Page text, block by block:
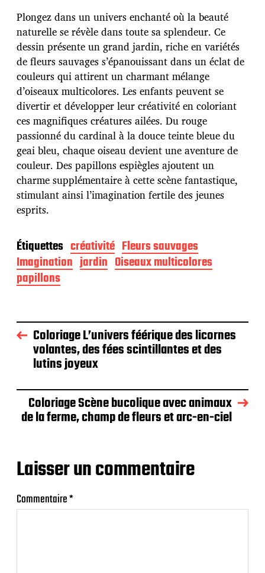
e
d
e
p
u
b
l
i
c
a
t
i
o
n
Plongez dans un univers enchanté où la beauté
naturelle se révèle dans toute sa splendeur. Ce
dessin présente un grand jardin, riche en variétés
de fleurs sauvages s’épanouissant dans un éclat de
couleurs qui attirent un charmant mélange
d’oiseaux multicolores. Les enfants peuvent se
divertir et développer leur créativité en coloriant
ces magnifiques créatures ailées. Du rouge
passionné du cardinal à la douce teinte bleue du
geai bleu, chaque oiseau devient une aventure de
couleur. Des papillons espiègles ajoutent un
charme supplémentaire à cette scène fantastique,
stimulant ainsi l’imagination fertile des jeunes
esprits.
Étiquettes créativité Fleurs sauvages
Imagination jardin Oiseaux multicolores
papillons
Coloriage L’univers féérique des licornes
volantes, des fées scintillantes et des
lutins joyeux
Coloriage Scène bucolique avec animaux
de la ferme, champ de fleurs et arc-en-ciel
Laisser un commentaire
Commentaire*